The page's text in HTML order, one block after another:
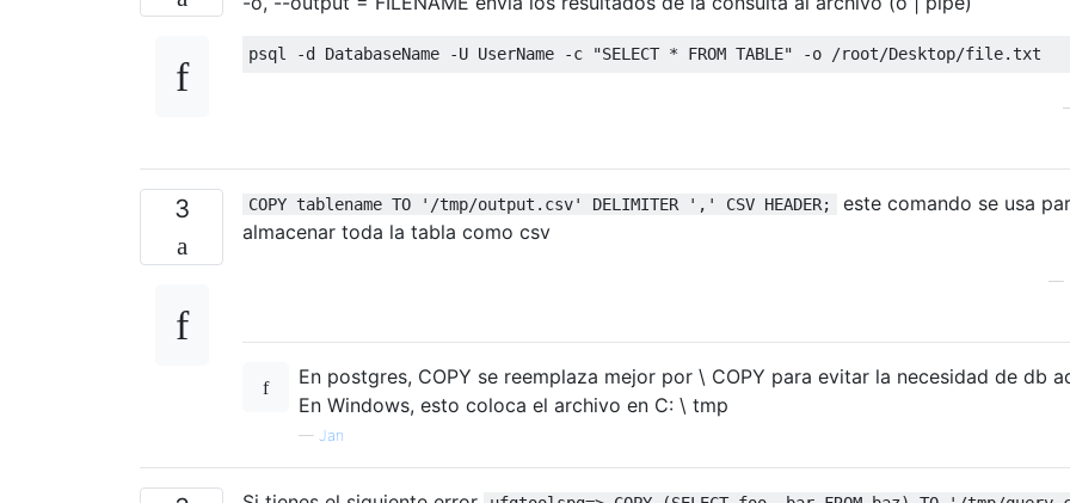
psql -d DatabaseName -U UserName -c "SELECT * FROM TABLE" -o /root/Desktop/file.txt
3 COPY tablename TO '/tmp/output.csv' DELIMITER ',' CSV HEADER;
este comando se usa
almacenar toda la tabla como csv
—
En postgres, COPY se reemplaza mejor por \ COPY para evitar la necesidad de db
En Windows, esto coloca el archivo en C: \ tmp
— Jan